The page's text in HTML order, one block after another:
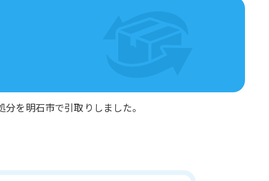
分を明石市で引取りしました。